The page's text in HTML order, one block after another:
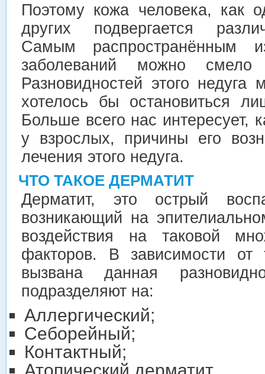
Поэтому кожа человека, как
других подвергается
Самым распространённым
заболеваний можно смело
Разновидностей этого недуга
хотелось бы остановиться
Больше всего нас интересует,
у взрослых, причины его
лечения этого недуга.
ЧТО ТАКОЕ ДЕРМАТИТ
Дерматит, это острый
возникающий на
воздействия на таковой
факторов. В зависимости от
вызвана данная
подразделяют на:
Аллергический;
Себорейный;
Контактный;